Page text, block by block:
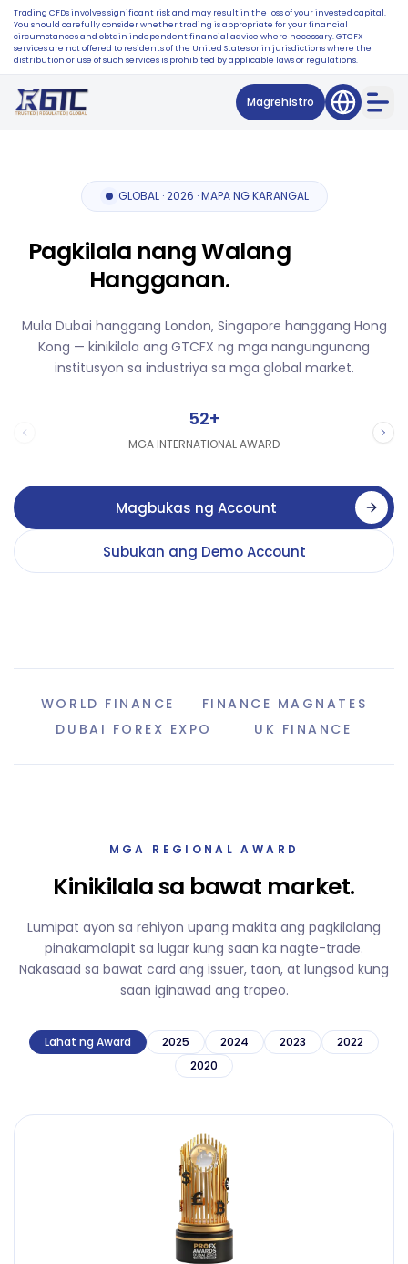
Trading CFDs involves significant risk and may result in the loss of your invested capital.
You should carefully consider whether trading is appropriate for your financial
circumstances and obtain independent financial advice where necessary. GTCFX
services are not offered to residents of the United States or in jurisdictions where the
distribution or use of such services is prohibited by applicable laws or regulations.
Magrehistro
GLOBAL · 2026 · MAPA NG KARANGAL
Pagkilala nang Walang
Hangganan.
Mula Dubai hanggang London, Singapore hanggang Hong
Kong — kinikilala ang GTCFX ng mga nangungunang
institusyon sa industriya sa mga global market.
52+
MGA INTERNATIONAL AWARD
Magbukas ng Account
Subukan ang Demo Account
WORLD FINANCE
FINANCE MAGNATES
DUBAI FOREX EXPO
UK FINANCE
MGA REGIONAL AWARD
Kinikilala sa bawat market.
Lumipat ayon sa rehiyon upang makita ang pagkilalang
pinakamalapit sa lugar kung saan ka nagte-trade.
Nakasaad sa bawat card ang issuer, taon, at lungsod kung
saan iginawad ang tropeo.
Lahat ng Award 2025 2024 2023
2022
2020